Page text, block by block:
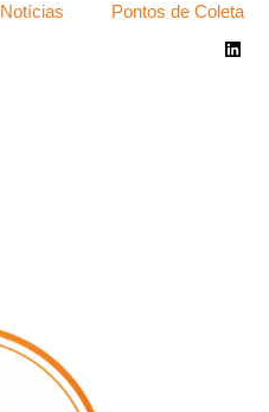
Notícias Pontos de Coleta